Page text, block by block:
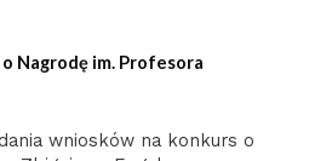
Nagrodę im. Profesora
wniosków na konkurs o